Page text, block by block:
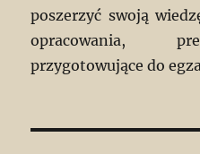
poszerzyć swoją
opracowania,
przygotowujące do